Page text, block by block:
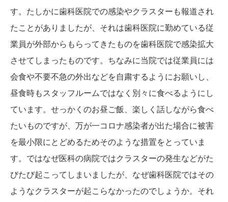
す。たしかに歯科医院での感染やクラスターも報道され
たことがありましたが、それは歯科医院に勤めている従
業員が外部からもらってきたものを歯科医院で感染拡大
させてしまったものです。ちなみに当院では従業員には
会食や不要不急の外出などを自粛するようにお願いし、
昼食時もスタッフルームではなく別々に食べるようにし
ています。せっかくのお昼ご飯、楽しく話しながら食べ
たいものですが、万が一コロナ感染者が出た場合に被害
を最小限にとどめるためそのような措置をとっていま
す。ではなぜ医科の病院ではクラスターの発生などがた
びたび起こってしまいましたが、なぜ歯科医院ではその
ようなクラスターが起こらなかったのでしょうか。それ